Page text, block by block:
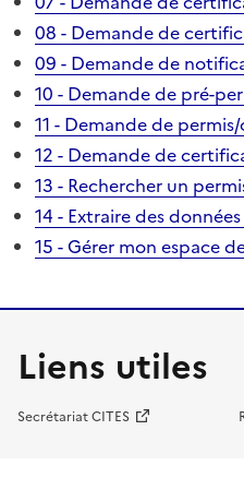
08 - Demande de
09 - Demande de
10 - Demande de pré-
11 - Demande de
12 - Demande de
13 - Rechercher un
14 - Extraire des
15 - Gérer mon espace
Liens utiles
Secrétariat CITES